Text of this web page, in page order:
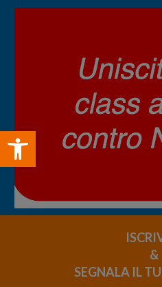
Open toolbar
&
SEGNALA IL